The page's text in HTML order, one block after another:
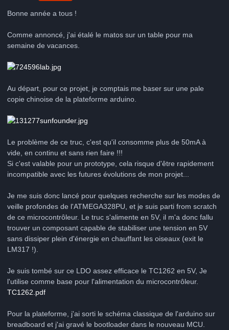
Bonne année a tous !
Comme annoncé, j'ai étalé le matos sur un table pour ma
semaine de vacances.
Au départ, pour ce projet, je comptais me baser sur une pale
copie chinoise de la plateforme arduino.
Le problème de ce truc, c'est qu'il consomme plus de 50mA à
vide, en continu et sans rien faire !!!
Si c'est valable pour un prototype, cela risque d'être rapidement
incompatible avec les futures évolutions de mon projet...
Je me suis donc lancé pour quelques recherche sur les modes de
veille profondes de l'ATMEGA328PU, et je suis parti from scratch
de ce microcontrôleur. Le truc s'alimente en 5V, il m'a donc fallu
trouver un composant capable de stabiliser une tension en 5V
sans dissiper plein d'énergie en chauffant les oiseaux (exit le
LM317 !).
Je suis tombé sur ce LDO assez efficace le TC1262 en 5V, Je
l'utilise comme base pour l'alimentation du microcontrôleur.
TC1262.pdf
Pour la plateforme, j'ai sorti le schéma classique de l'arduino sur
breadboard et j'ai gravé le bootloader dans le nouveau MCU.